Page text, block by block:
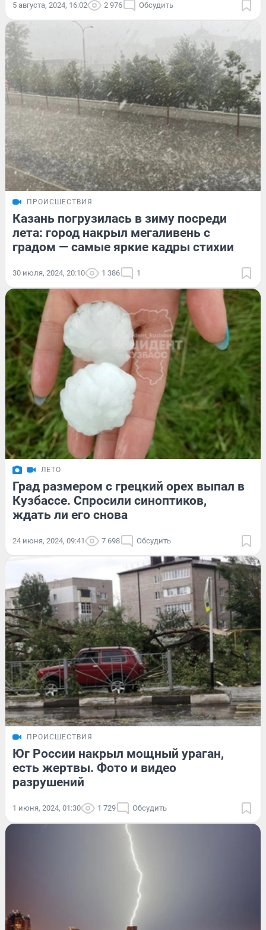
5 августа, 2024, 16:02 2 976 Обсудить
ПРОИСШЕСТВИЯ
Казань погрузилась в зиму посреди
лета: город накрыл мегаливень с
градом — самые яркие кадры стихии
30 июля, 2024, 20:10 1 386 1
ЛЕТО
Град размером с грецкий орех выпал в
Кузбассе. Спросили синоптиков,
ждать ли его снова
24 июня, 2024, 09:41 7 698 Обсудить
ПРОИСШЕСТВИЯ
Юг России накрыл мощный ураган,
есть жертвы. Фото и видео
разрушений
1 июня, 2024, 01:30 1 729 Обсудить